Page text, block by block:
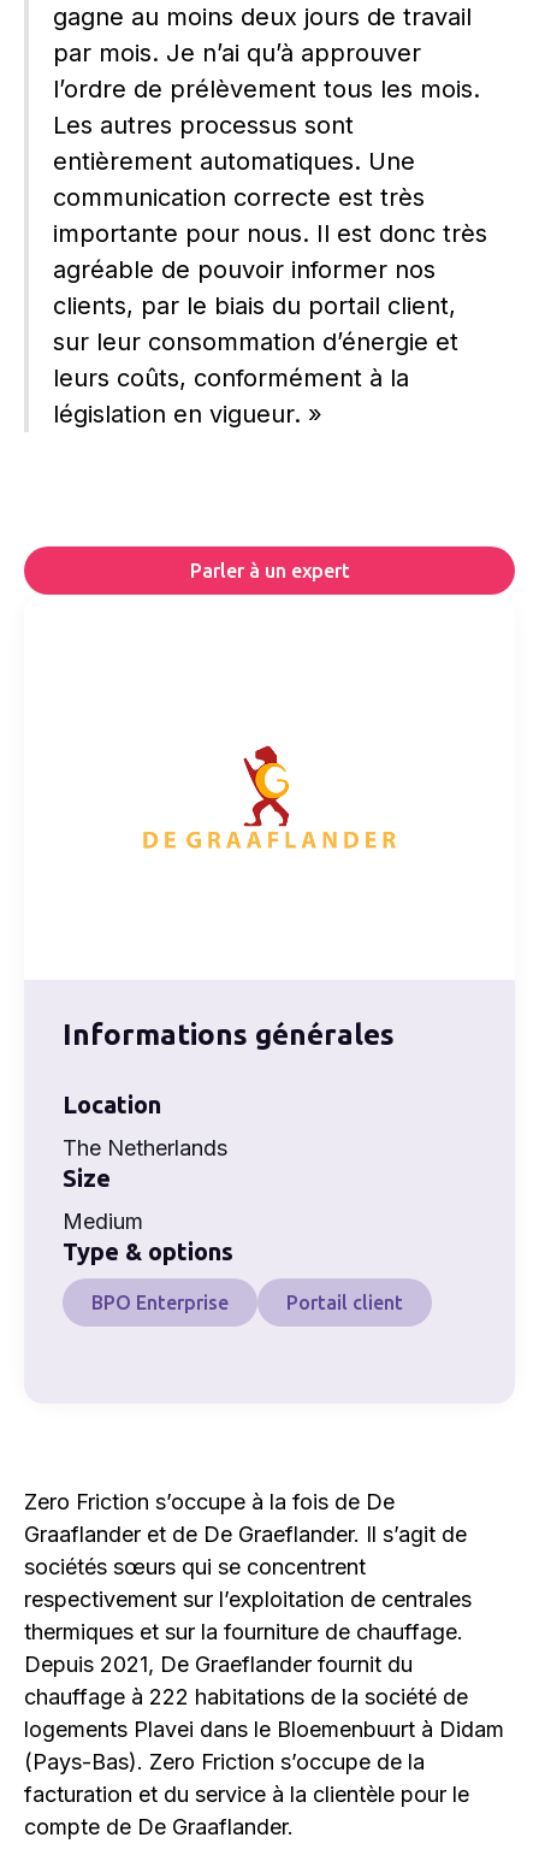
gagne au moins deux jours de travail
par mois. Je n’ai qu’à approuver
l’ordre de prélèvement tous les mois.
Les autres processus sont
entièrement automatiques. Une
communication correcte est très
importante pour nous. Il est donc très
agréable de pouvoir informer nos
clients, par le biais du portail client,
sur leur consommation d’énergie et
leurs coûts, conformément à la
législation en vigueur. »
Parler à un expert
Informations générales
Location
The Netherlands
Size
Medium
Type & options
BPO Enterprise Portail client
Zero Friction s’occupe à la fois de De
Graaflander et de De Graeflander. Il s’agit de
sociétés sœurs qui se concentrent
respectivement sur l’exploitation de centrales
thermiques et sur la fourniture de chauffage.
Depuis 2021, De Graeflander fournit du
chauffage à 222 habitations de la société de
logements Plavei dans le Bloemenbuurt à Didam
(Pays-Bas). Zero Friction s’occupe de la
facturation et du service à la clientèle pour le
compte de De Graaflander.